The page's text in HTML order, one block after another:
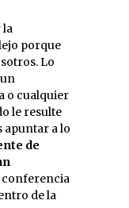
la
porque
Lo
o cualquier
le resulte
apuntar a lo
de
conferencia
de la